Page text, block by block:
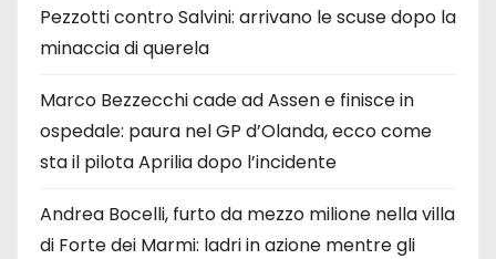
Pezzotti contro Salvini: arrivano le scuse dopo la
minaccia di querela
Marco Bezzecchi cade ad Assen e finisce in
ospedale: paura nel GP d’Olanda, ecco come
sta il pilota Aprilia dopo l’incidente
Andrea Bocelli, furto da mezzo milione nella villa
di Forte dei Marmi: ladri in azione mentre gli